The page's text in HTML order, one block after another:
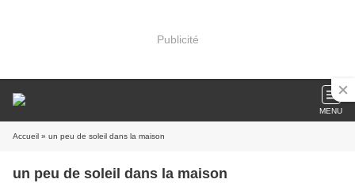
Publicité
MENU
Accueil » un peu de soleil dans la maison
un peu de soleil dans la maison